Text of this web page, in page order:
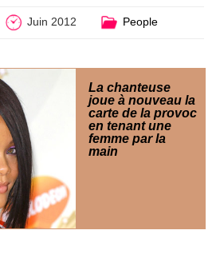
Juin 2012 People
La chanteuse
joue à nouveau la
carte de la provoc
en tenant une
femme par la
main